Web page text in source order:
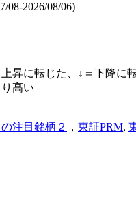
08-2026/08/06)
昇に転じた、↓＝下降に
高い
注目銘柄２ ， 東証PRM,